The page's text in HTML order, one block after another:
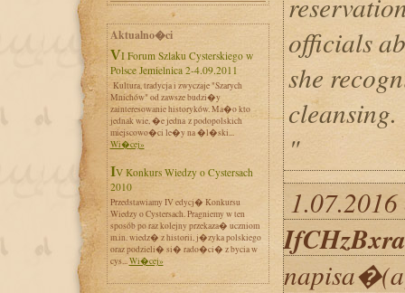
Aktualno�ci
VI Forum Szlaku Cysterskiego w
Polsce Jemielnica 2-4.09.2011
Kultura, tradycja i zwyczaje "Szarych
Mnichów" od zawsze budzi�y
zainteresowanie historyków. Ma�o kto
jednak wie, �e jedna z podopolskich
miejscowo�ci le�y na �l�ski...
Wi�cej»
IV Konkurs Wiedzy o Cystersach
2010
Przedstawiamy IV edycj� Konkursu
Wiedzy o Cystersach. Pragniemy w ten
sposób po raz kolejny przekaza� uczniom
m.in. wiedz� z historii, j�zyka polskiego
oraz podzieli� si� rado�ci� z bycia w
cys...Wi�cej»
officials
she
cleansing.
"